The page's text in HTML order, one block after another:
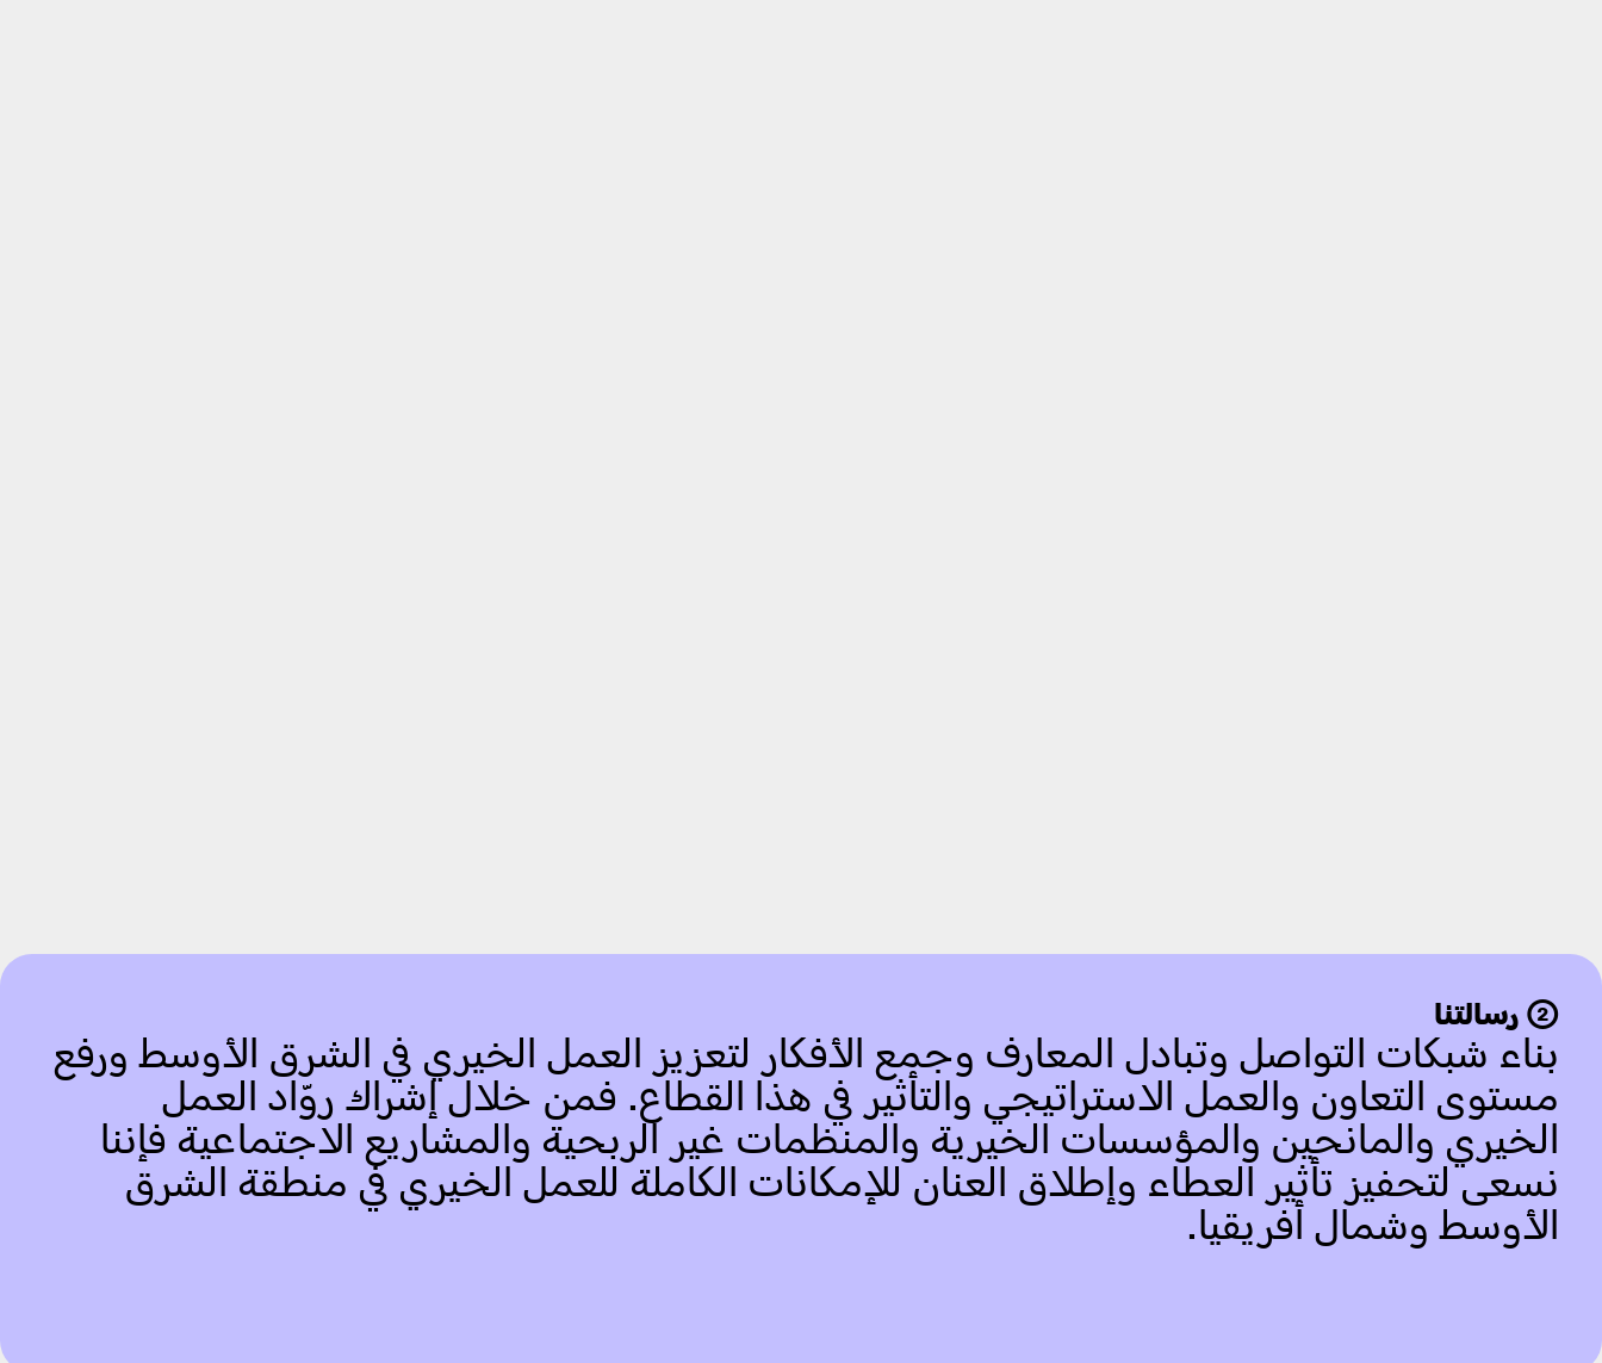
➁ رسالتنا
بناء شبكات التواصل وتبادل المعارف وجمع الأفكار لتعزيز العمل الخيري في الشرق الأوسط ورفع
مستوى التعاون والعمل الاستراتيجي والتأثير في هذا القطاع. فمن خلال إشراك روّاد العمل
الخيري والمانحين والمؤسسات الخيرية والمنظمات غير الربحية والمشاريع الاجتماعية فإننا
نسعى لتحفيز تأثير العطاء وإطلاق العنان للإمكانات الكاملة للعمل الخيري في منطقة الشرق
الأوسط وشمال أفريقيا.